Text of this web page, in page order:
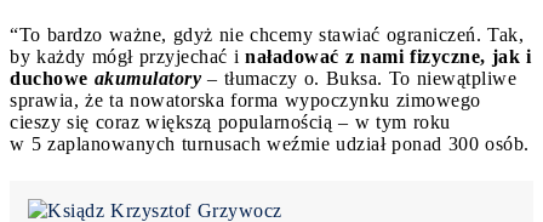
“To bardzo ważne, gdyż nie chcemy stawiać ograniczeń. Tak,
by każdy mógł przyjechać i naładować z nami fizyczne, jak i
duchowe akumulatory – tłumaczy o. Buksa. To niewątpliwe
sprawia, że ta nowatorska forma wypoczynku zimowego
cieszy się coraz większą popularnością – w tym roku
w 5 zaplanowanych turnusach weźmie udział ponad 300 osób.